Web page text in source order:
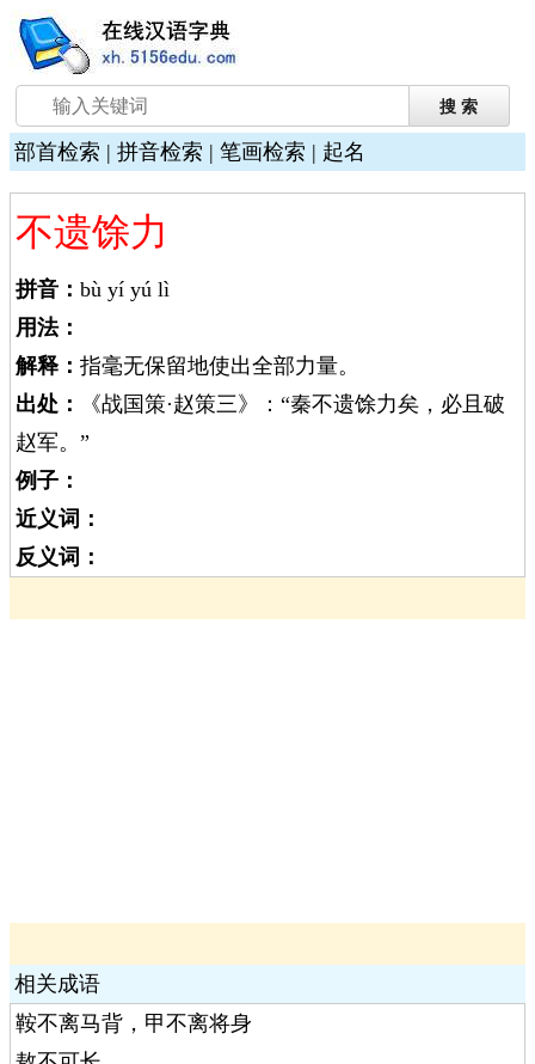
部首检索 | 拼音检索 | 笔画检索 | 起名
不遗馀力
拼音： bù yí yú lì
用法：
解释： 指毫无保留地使出全部力量。
出处：
《战国策·赵策三》：“秦不遗馀力矣，必且破
赵军。”
例子：
近义词：
反义词：
相关成语
鞍不离马背，甲不离将身